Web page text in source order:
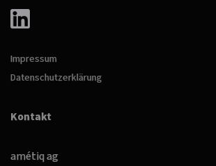
n
a
v
i
g
t
o
Impressum
Datenschutzerklärung
Kontakt
amétiq ag